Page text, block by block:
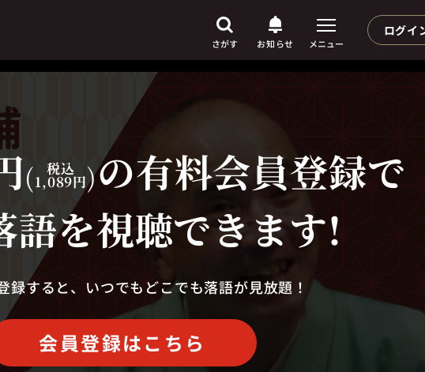
さがす
らさがす
間からさがす
お知らせ メニュー
ログイ
( 税込
1,089円)の有料会員登録で
語を視聴できます!
録すると、いつでもどこでも落語が見放題！
会員登録はこちら